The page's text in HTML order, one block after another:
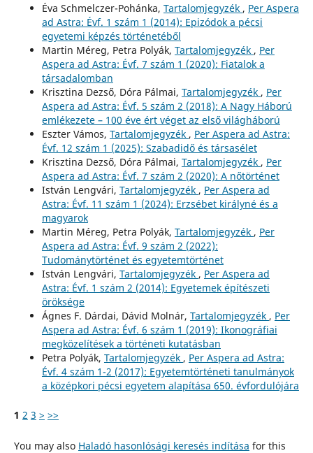
Éva Schmelczer-Pohánka, Tartalomjegyzék , Per Aspera
ad Astra: Évf. 1 szám 1 (2014): Epizódok a pécsi
egyetemi képzés történetéből
Martin Méreg, Petra Polyák, Tartalomjegyzék , Per
Aspera ad Astra: Évf. 7 szám 1 (2020): Fiatalok a
társadalomban
Krisztina Dezső, Dóra Pálmai, Tartalomjegyzék , Per
Aspera ad Astra: Évf. 5 szám 2 (2018): A Nagy Háború
emlékezete – 100 éve ért véget az első világháború
Eszter Vámos, Tartalomjegyzék , Per Aspera ad Astra:
Évf. 12 szám 1 (2025): Szabadidő és társasélet
Krisztina Dezső, Dóra Pálmai, Tartalomjegyzék , Per
Aspera ad Astra: Évf. 7 szám 2 (2020): A nőtörténet
István Lengvári, Tartalomjegyzék , Per Aspera ad
Astra: Évf. 11 szám 1 (2024): Erzsébet királyné és a
magyarok
Martin Méreg, Petra Polyák, Tartalomjegyzék , Per
Aspera ad Astra: Évf. 9 szám 2 (2022):
Tudománytörténet és egyetemtörténet
István Lengvári, Tartalomjegyzék , Per Aspera ad
Astra: Évf. 1 szám 2 (2014): Egyetemek építészeti
öröksége
Ágnes F. Dárdai, Dávid Molnár, Tartalomjegyzék , Per
Aspera ad Astra: Évf. 6 szám 1 (2019): Ikonográfiai
megközelítések a történeti kutatásban
Petra Polyák, Tartalomjegyzék , Per Aspera ad Astra:
Évf. 4 szám 1-2 (2017): Egyetemtörténeti tanulmányok
a középkori pécsi egyetem alapítása 650. évfordulójára
1 2 3 > >>
You may also Haladó hasonlósági keresés indítása for this